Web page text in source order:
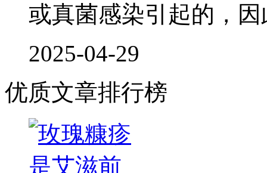
或真菌感染引起的，因
2025-04-29
优质文章排行榜